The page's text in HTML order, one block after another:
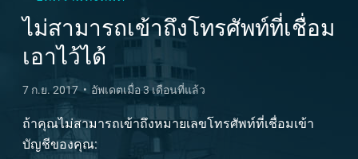
ไม่สามารถเข้าถึงโทรศัพท์ที่เชื่อม
เอาไว้ได้
7 ก.ย. 2017 อัพเดตเมื่อ 3 เดือนที่แล้ว
ถ้าคุณไม่สามารถเข้าถึงหมายเลขโทรศัพท์ที่เชื่อมเข้า
บัญชีของคุณ: